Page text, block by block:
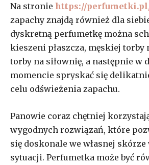
Na stronie https://
zapachy znajdą również dla
dyskretną perfumetkę można
kieszeni płaszcza, męskiej torby
torby na siłownię, a następnie w
momencie spryskać się
celu odświeżenia zapachu.
Panowie coraz chętniej
wygodnych rozwiązań, które
się doskonale we własnej skórze
sytuacji. Perfumetka może być